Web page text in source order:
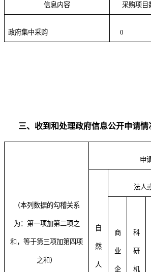
信息内容 采购项目
政府集中采购 0
三、收到和处理政府信息公开申请情
（本列数据的勾稽关系
为：第一项加第二项之
和，等于第三项加第四项
之和）
申
自
然
人
法人
商
业
企
科
研
机